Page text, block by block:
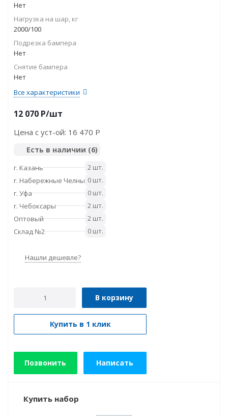
Нет
Нагрузка на шар, кг
2000/100
Подрезка бампера
Нет
Снятие бампера
Нет
Все характеристики
12 070 P/шт
Цена с уст-ой: 16 470 P
Есть в наличии (6)
г. Казань
2 шт.
г. Набережные Челны 0 шт.
г. Уфа
0 шт.
г. Чебоксары
2 шт.
Оптовый
2 шт.
Склад №2
0 шт.
Нашли дешевле?
В корзину
Купить в 1 клик
Позвонить Написать
Купить набор